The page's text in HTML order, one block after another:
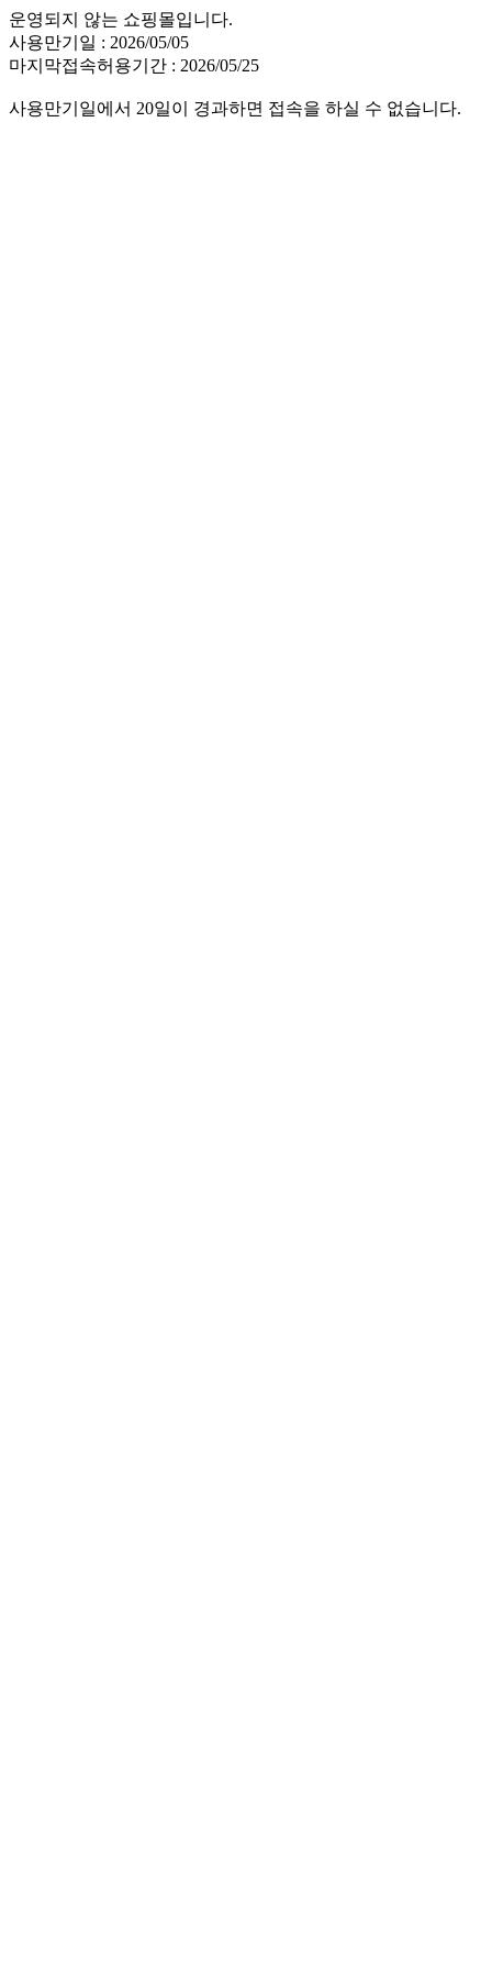
운영되지 않는 쇼핑몰입니다.
사용만기일 : 2026/05/05
마지막접속허용기간 : 2026/05/25
사용만기일에서 20일이 경과하면 접속을 하실 수 없습니다.